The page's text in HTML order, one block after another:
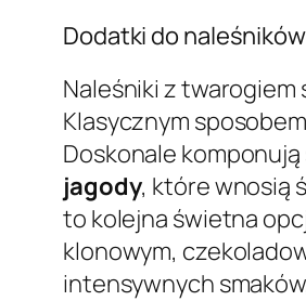
Dodatki do
Naleśniki z
Klasycznym
Doskonale
jagody, które wnosią
to kolejna świetna
klonowym,
intensywnych